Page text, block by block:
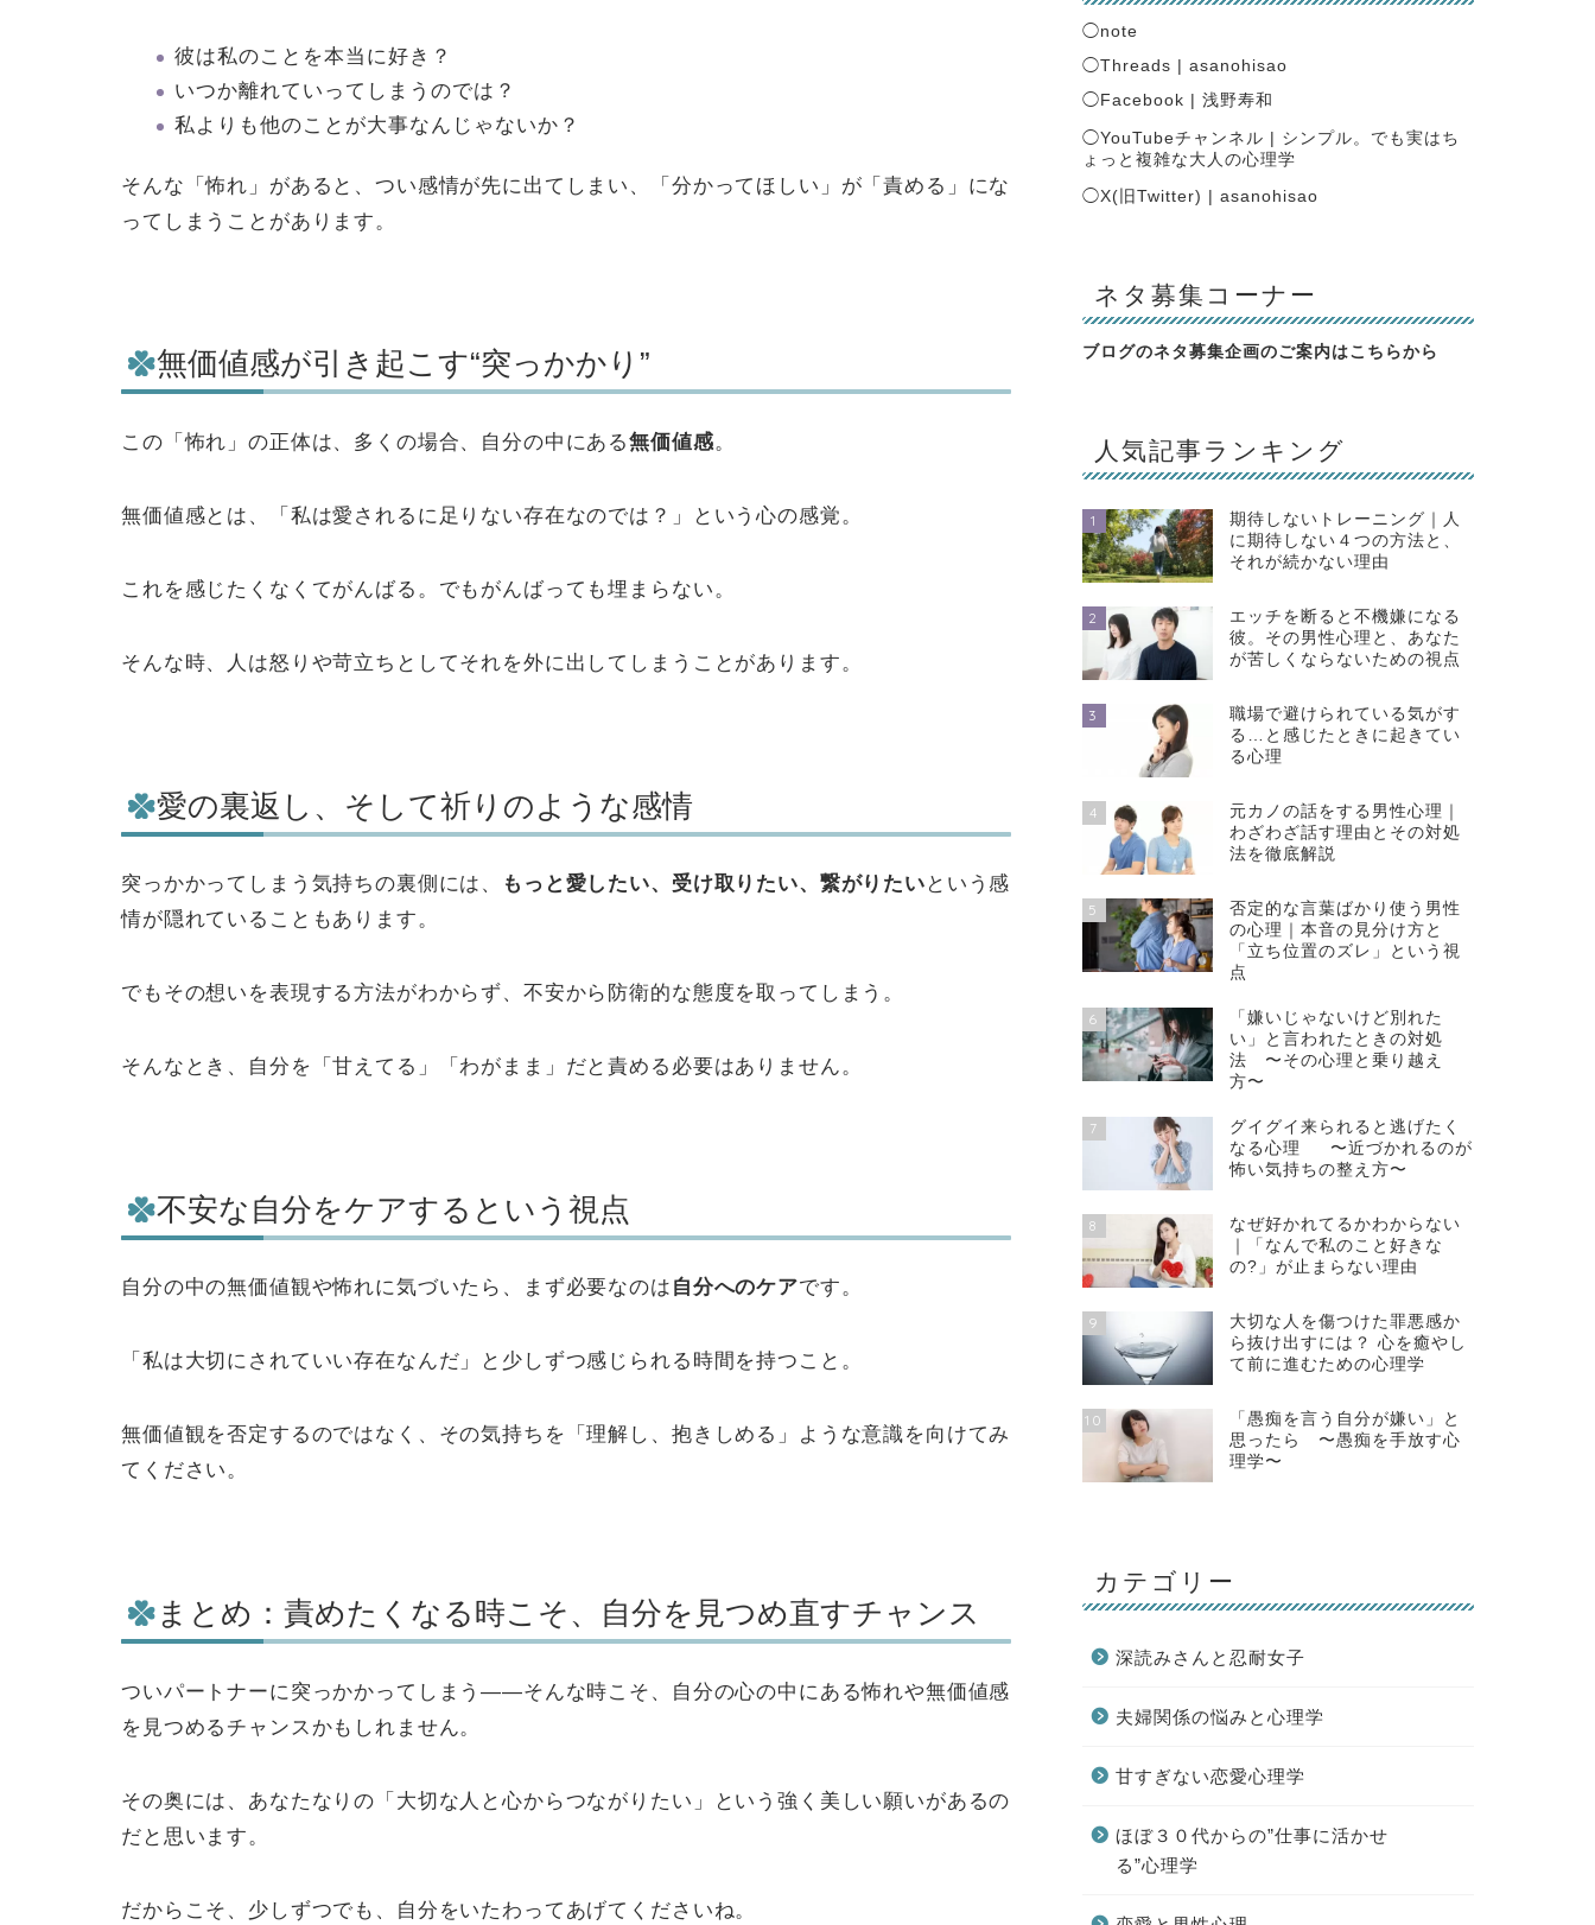
彼は私のことを本当に好き？
いつか離れていってしまうのでは？
私よりも他のことが大事なんじゃないか？
そんな「怖れ」があると、つい感情が先に出てしまい、「分かってほしい」が「責める」にな
ってしまうことがあります。
無価値感が引き起こす“突っかかり”
この「怖れ」の正体は、多くの場合、自分の中にある無価値感。
無価値感とは、「私は愛されるに足りない存在なのでは？」という心の感覚。
これを感じたくなくてがんばる。でもがんばっても埋まらない。
そんな時、人は怒りや苛立ちとしてそれを外に出してしまうことがあります。
愛の裏返し、そして祈りのような感情
突っかかってしまう気持ちの裏側には、 もっと愛したい、受け取りたい、繋がりたい という感
情が隠れていることもあります。
でもその想いを表現する方法がわからず、不安から防衛的な態度を取ってしまう。
そんなとき、自分を「甘えてる」「わがまま」だと責める必要はありません。
不安な自分をケアするという視点
自分の中の無価値観や怖れに気づいたら、まず必要なのは 自分へのケアです。
「私は大切にされていい存在なんだ」と少しずつ感じられる時間を持つこと。
無価値観を否定するのではなく、その気持ちを「理解し、抱きしめる」ような意識を向けてみ
てください。
まとめ：責めたくなる時こそ、自分を見つめ直すチャンス
ついパートナーに突っかかってしまう——そんな時こそ、自分の心の中にある怖れや無価値感
を見つめるチャンスかもしれません。
その奥には、あなたなりの「大切な人と心からつながりたい」という強く美しい願いがあるの
だと思います。
だからこそ、少しずつでも、自分をいたわってあげてくださいね。
◯note
◯Threads | asanohisao
◯ Facebook | 浅野寿和
◯YouTubeチャンネル | シンプル。でも実はち
ょっと複雑な大人の心理学
◯X(旧Twitter) | asanohisao
ネタ募集コーナー
ブログのネタ募集企画のご案内はこちらから
人気記事ランキング
1
期待しないトレーニング｜人
に期待しない４つの方法と、
それが続かない理由
2
エッチを断ると不機嫌になる
彼。その男性心理と、あなた
が苦しくならないための視点
3
職場で避けられている気がす
る…と感じたときに起きてい
る心理
4
元カノの話をする男性心理｜
わざわざ話す理由とその対処
法を徹底解説
5
否定的な言葉ばかり使う男性
の心理｜本音の見分け方と
「立ち位置のズレ」という視
点
6
「嫌いじゃないけど別れた
い」と言われたときの対処
法 〜その心理と乗り越え
方〜
7
グイグイ来られると逃げたく
なる心理 〜近づかれるのが
怖い気持ちの整え方〜
8
なぜ好かれてるかわからない
｜「なんで私のこと好きな
の?」が止まらない理由
9
大切な人を傷つけた罪悪感か
ら抜け出すには？ 心を癒やし
て前に進むための心理学
10
「愚痴を言う自分が嫌い」と
思ったら 〜愚痴を手放す心
理学〜
カテゴリー
深読みさんと忍耐女子
夫婦関係の悩みと心理学
甘すぎない恋愛心理学
ほぼ３０代からの”仕事に活かせ
る”心理学